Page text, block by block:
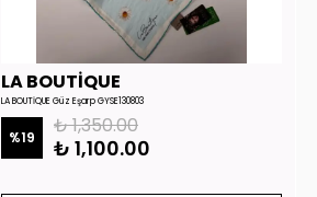
LA BOUTİQUE
LA BOUTİQUE Güz Eşarp GYSE130803
%19 ₺ 1,350.00
₺ 1,100.00